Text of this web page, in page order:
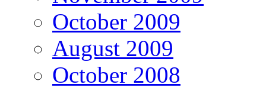
October 2009
August 2009
October 2008